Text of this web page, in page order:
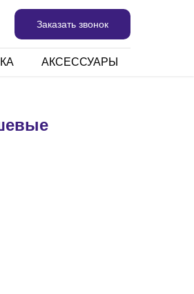
Заказать звонок
АКСЕССУАРЫ